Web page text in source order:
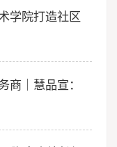
学院打造社区
商｜慧品宣：